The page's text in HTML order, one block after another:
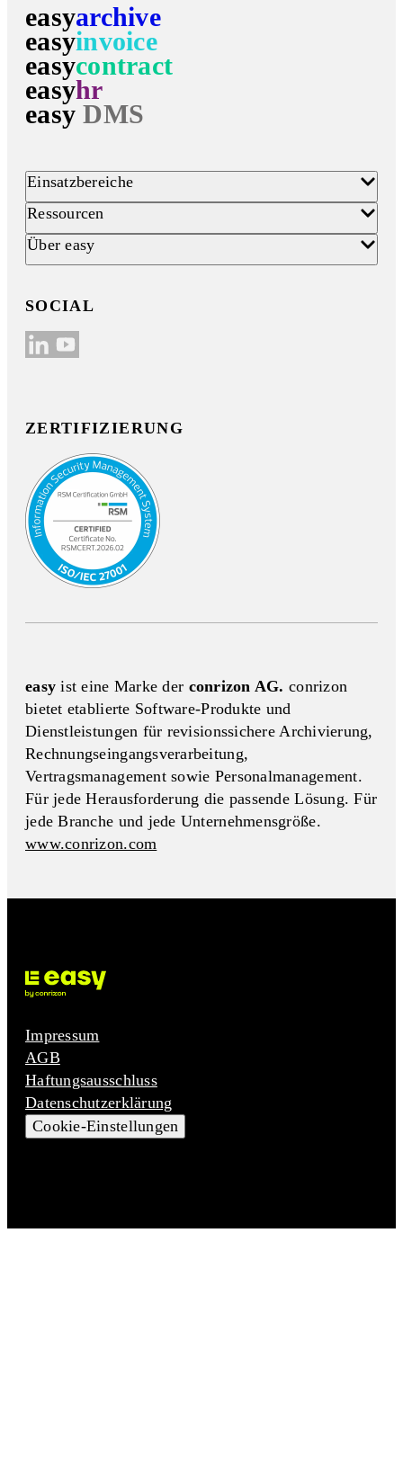
easyarchive
easyinvoice
easycontract
easyhr
easy DMS
Einsatzbereiche
Ressourcen
Über easy
SOCIAL
ZERTIFIZIERUNG
easyist eine Marke der conrizon AG. conrizon
bietet etablierte Software-Produkte und
Dienstleistungen für revisionssichere Archivierung,
Rechnungseingangs­verarbeitung,
Vertragsmanagement sowie Personalmanagement.
Für jede Herausforderung die passende Lösung. Für
jede Branche und jede Unternehmensgröße.
www.conrizon.com
Impressum
AGB
Haftungsausschluss
Datenschutzerklärung
Cookie-Einstellungen